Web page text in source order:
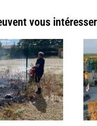
vous intéresser